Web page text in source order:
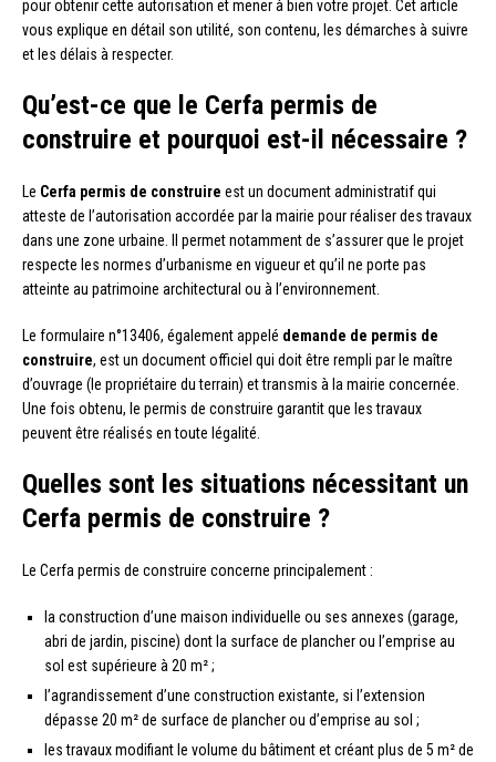
pour obtenir cette autorisation et mener à bien votre projet. Cet article
vous explique en détail son utilité, son contenu, les démarches à suivre
et les délais à respecter.
Qu’est-ce que le Cerfa permis de
construire et pourquoi est-il nécessaire ?
Le Cerfa permis de construire est un document administratif qui
atteste de l’autorisation accordée par la mairie pour réaliser des travaux
dans une zone urbaine. Il permet notamment de s’assurer que le projet
respecte les normes d’urbanisme en vigueur et qu’il ne porte pas
atteinte au patrimoine architectural ou à l’environnement.
Le formulaire n°13406, également appelé demande de permis de
construire, est un document officiel qui doit être rempli par le maître
d’ouvrage (le propriétaire du terrain) et transmis à la mairie concernée.
Une fois obtenu, le permis de construire garantit que les travaux
peuvent être réalisés en toute légalité.
Quelles sont les situations nécessitant un
Cerfa permis de construire ?
Le Cerfa permis de construire concerne principalement :
la construction d’une maison individuelle ou ses annexes (garage,
abri de jardin, piscine) dont la surface de plancher ou l’emprise au
sol est supérieure à 20 m² ;
l’agrandissement d’une construction existante, si l’extension
dépasse 20 m² de surface de plancher ou d’emprise au sol ;
les travaux modifiant le volume du bâtiment et créant plus de 5 m² de